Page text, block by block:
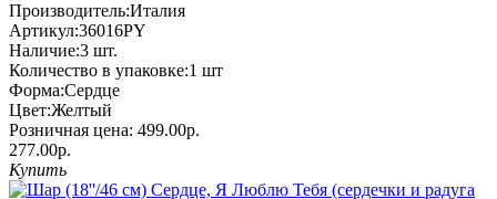
Производитель:Италия
Артикул:36016PY
Наличие:3 шт.
Количество в упаковке:1 шт
Форма:Сердце
Цвет:Желтый
Розничная цена: 499.00р.
277.00р.
Купить